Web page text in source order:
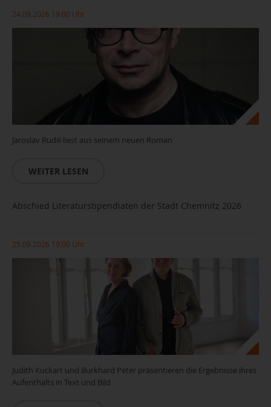
24.09.2026 19:00 Uhr
© Vojtěch Veškrna
Jaroslav Rudiš liest aus seinem neuen Roman
WEITER LESEN
Abschied Literaturstipendiaten der Stadt Chemnitz 2026
25.09.2026 19:00 Uhr
Judith Kuckart und Burkhard Peter präsentieren die Ergebnisse ihres
Aufenthalts in Text und Bild